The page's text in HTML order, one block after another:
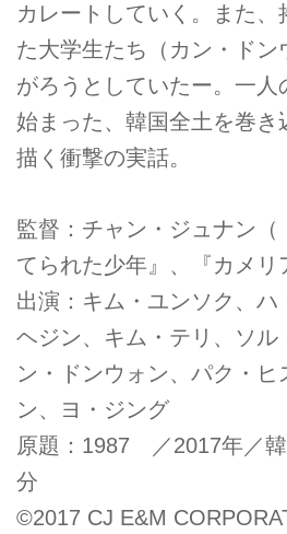
カレートしていく。また、
た大学生たち（カン・ドン
がろうとしていたー。一人
始まった、韓国全土を巻き
描く衝撃の実話。
監督：チャン・ジュナン
てられた少年』、『カメリ
出演：キム・ユンソク、ハ
ヘジン、キム・テリ、ソル
ン・ドンウォン、パク・ヒ
ン、ヨ・ジング
原題：1987 ／2017年／
分
©2017 CJ E&M